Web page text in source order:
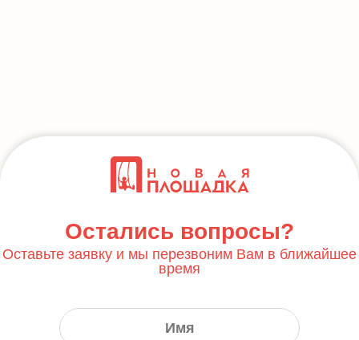
Остались вопросы?
Оставьте заявку и мы перезвоним Вам в ближайшее
время